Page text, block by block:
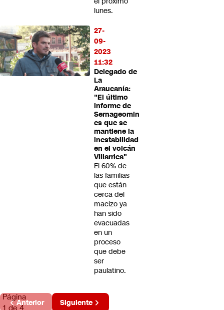
lunes.
27-
09-
2023
11:32
Delegado de
La
Araucanía:
"El último
informe de
Sernageomin
es que se
mantiene la
inestabilidad
en el volcán
Villarrica"
El 60% de
las familias
que están
cerca del
macizo ya
han sido
evacuadas
en un
proceso
que debe
ser
paulatino.
Página
1 de 4
Anterior Siguiente